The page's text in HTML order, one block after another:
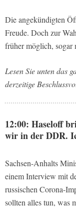
Die angekündigten
Freude. Doch zur
früher möglich, sogar
Lesen Sie unten das
derzeitige
12:00: Haseloff
wir in der DDR.
Sachsen-Anhalts
einem Interview mit
russischen Corona-
sollten alles tun, was